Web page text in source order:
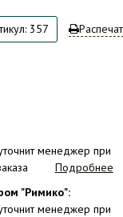
357
менеджер при
Подробнее
"Римико":
менеджер при